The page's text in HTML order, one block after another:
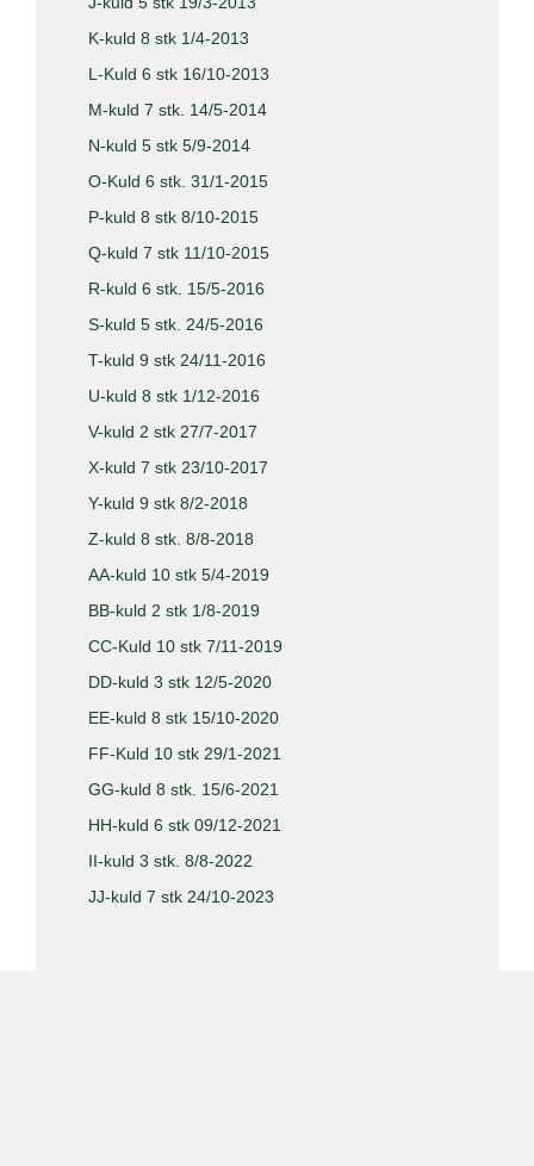
K-kuld 8 stk 1/4-2013
L-Kuld 6 stk 16/10-2013
M-kuld 7 stk. 14/5-2014
N-kuld 5 stk 5/9-2014
O-Kuld 6 stk. 31/1-2015
P-kuld 8 stk 8/10-2015
Q-kuld 7 stk 11/10-2015
R-kuld 6 stk. 15/5-2016
S-kuld 5 stk. 24/5-2016
T-kuld 9 stk 24/11-2016
U-kuld 8 stk 1/12-2016
V-kuld 2 stk 27/7-2017
X-kuld 7 stk 23/10-2017
Y-kuld 9 stk 8/2-2018
Z-kuld 8 stk. 8/8-2018
AA-kuld 10 stk 5/4-2019
BB-kuld 2 stk 1/8-2019
CC-Kuld 10 stk 7/11-2019
DD-kuld 3 stk 12/5-2020
EE-kuld 8 stk 15/10-2020
FF-Kuld 10 stk 29/1-2021
GG-kuld 8 stk. 15/6-2021
HH-kuld 6 stk 09/12-2021
II-kuld 3 stk. 8/8-2022
JJ-kuld 7 stk 24/10-2023